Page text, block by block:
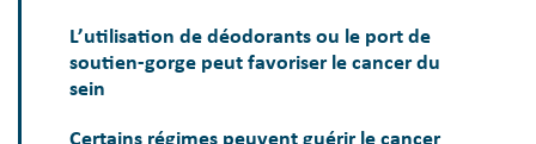
L’utilisation de déodorants ou le port de
soutien-gorge peut favoriser le cancer du
sein
Certains régimes peuvent guérir le cancer